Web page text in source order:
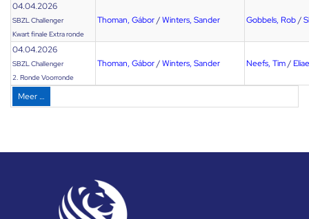
04.04.2026
SBZL Challenger
Kwart finale Extra ronde
Thoman, Gábor/Winters, Sander Gobbels, Rob/
04.04.2026
SBZL Challenger
2. Ronde Voorronde
Thoman, Gábor/Winters, Sander Neefs, Tim/
Meer …